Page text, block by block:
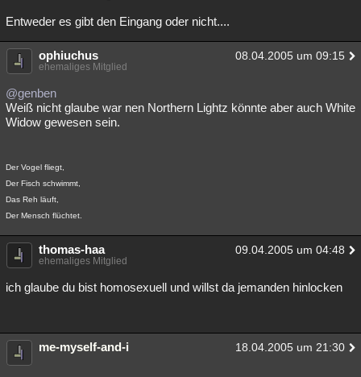
Entweder es gibt den Eingang oder nicht....
ophiuchus 08.04.2005 um 09:15
ehemaliges Mitglied
@genben
Weiß nicht glaube war nen Northern Lightz könnte aber auch White
Widow gewesen sein.
Der Vogel fliegt,
Der Fisch schwimmt,
Das Reh läuft,
Der Mensch flüchtet.
thomas-haa 09.04.2005 um 04:48
ehemaliges Mitglied
ich glaube du bist homosexuell und willst da jemanden hinlocken
me-myself-and-i 18.04.2005 um 21:30